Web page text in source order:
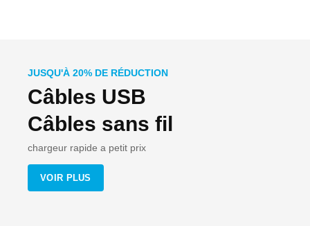
JUSQU'À 20% DE RÉDUCTION
Câbles USB
Câbles sans fil
chargeur rapide a petit prix
VOIR PLUS